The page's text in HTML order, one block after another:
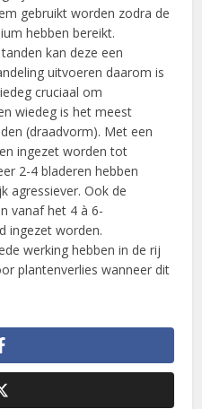
gebruikt worden zodra de
hebben bereikt.
kan deze een
uitvoeren daarom is
cruciaal om
wiedeg is het meest
(draadvorm). Met een
ingezet worden tot
2-4 bladeren hebben
agressiever. Ook de
vanaf het 4 à 6-
ingezet worden.
werking hebben in de rij
plantenverlies wanneer dit